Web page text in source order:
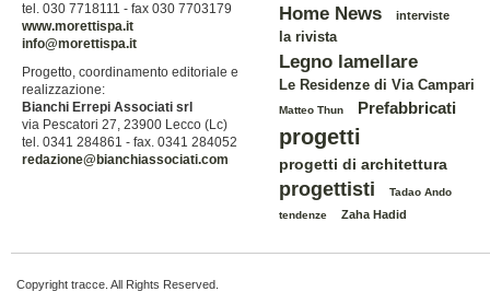
tel. 030 7718111 - fax 030 7703179
www.morettispa.it
info@morettispa.it
Progetto, coordinamento editoriale e
realizzazione:
Bianchi Errepi Associati srl
via Pescatori 27, 23900 Lecco (Lc)
tel. 0341 284861 - fax. 0341 284052
redazione@bianchiassociati.com
Home News interviste
la rivista
Legno lamellare
Le Residenze di Via Campari
Matteo Thun Prefabbricati
progetti
progetti di architettura
progettisti
Tadao Ando
tendenze
Zaha Hadid
Copyright tracce. All Rights Reserved.